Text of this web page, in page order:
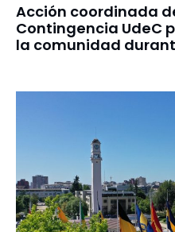
Acción coordinada
Contingencia UdeC
la comunidad